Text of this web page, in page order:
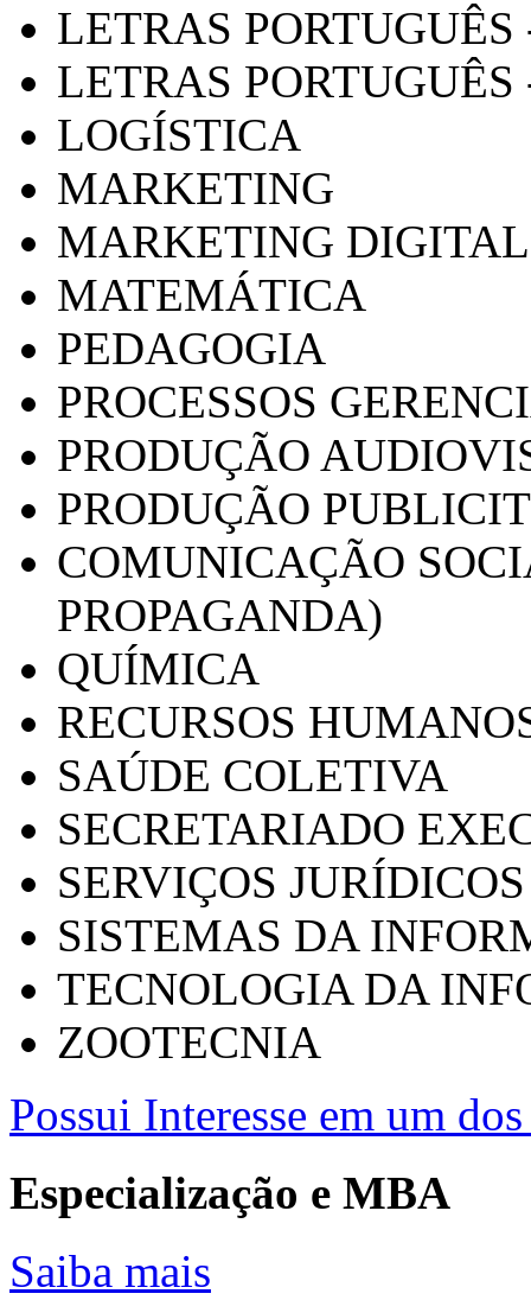
LETRAS
LETRAS PORTUGUÊS
LOGÍSTICA
MARKETING
MARKETING DIGITAL
MATEMÁTICA
PEDAGOGIA
PROCESSOS
PRODUÇÃO
PRODUÇÃO
COMUNICAÇÃO
PROPAGANDA)
QUÍMICA
RECURSOS
SAÚDE COLETIVA
SECRETARIADO
SERVIÇOS
SISTEMAS DA
TECNOLOGIA DA
ZOOTECNIA
Possui Interesse em um
Especialização e MBA
Saiba mais